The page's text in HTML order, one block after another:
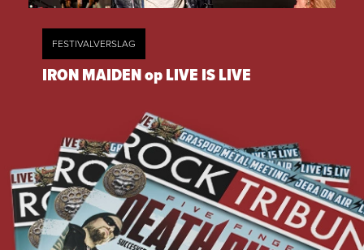
FESTIVALVERSLAG
IRON MAIDEN op LIVE IS LIVE